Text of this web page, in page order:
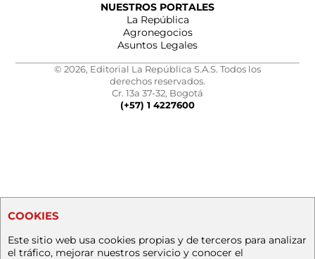
NUESTROS PORTALES
La República
Agronegocios
Asuntos Legales
© 2026, Editorial La República S.A.S. Todos los
derechos reservados.
Cr. 13a 37-32, Bogotá
(+57) 1 4227600
COOKIES
Este sitio web usa cookies propias y de terceros para analizar
el tráfico, mejorar nuestros servicio y conocer el